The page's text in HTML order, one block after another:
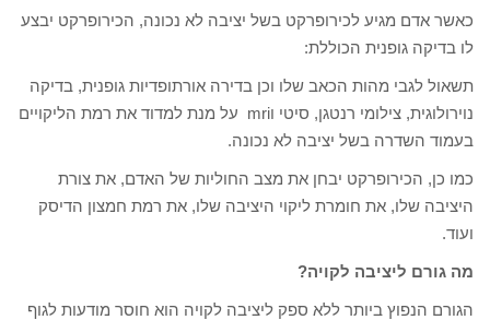
כאשר אדם מגיע לכירופרקט בשל יציבה לא נכונה, הכירופרקט יבצע
לו בדיקה גופנית הכוללת:
תשאול לגבי מהות הכאב שלו וכן בדירה אורתופדיות גופנית, בדיקה
נוירולוגית, צילומי רנטגן, סיטי וmri על מנת למדוד את רמת הליקויים
בעמוד השדרה בשל יציבה לא נכונה.
כמו כן, הכירופרקט יבחן את מצב החוליות של האדם, את צורת
היציבה שלו, את חומרת ליקוי היציבה שלו, את רמת חמצון הדיסק
ועוד.
מה גורם ליציבה לקויה?
הגורם הנפוץ ביותר ללא ספק ליציבה לקויה הוא חוסר מודעות לגוף